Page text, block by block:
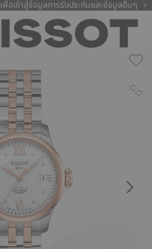
เพื่อเข้าสู่ข้อมูลการรับประกันและข้อมูลอื่นๆ